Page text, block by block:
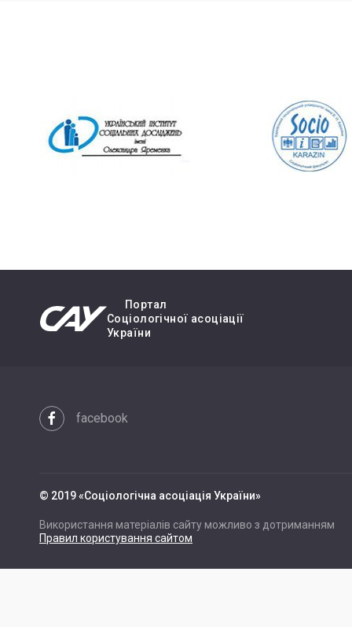
Портал
Cоціологічної асоціації
України
facebook
© 2019 «Cоціологічна асоціація України»
Використання матеріалів сайту можливо з дотриманням
Правил користування сайтом